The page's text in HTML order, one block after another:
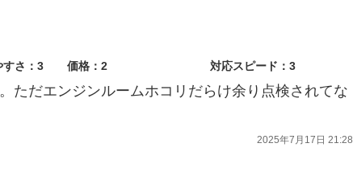
すさ：3 価格：2 対応スピード：3
ただエンジンルームホコリだらけ余り点検されてな
2025年7月17日 21:28